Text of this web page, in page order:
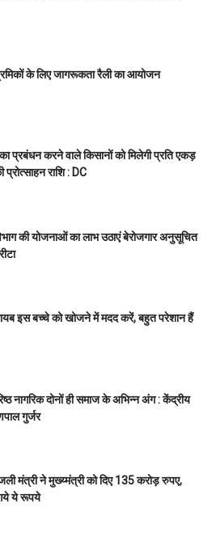
के लिए जागरूकता रैली का आयोजन
प्रबंधन करने वाले किसानों को मिलेगी प्रति एकड़
राशि : DC
की योजनाओं का लाभ उठाएं बेरोजगार अनुसूचित
इस बच्चे को खोजने में मदद करें, बहुत परेशान हैं
नागरिक दोनों ही समाज के अभिन्न अंग : केंद्रीय
गुर्जर
मंत्री ने मुख्य्मंत्री को दिए 135 करोड़ रुपए,
ये रूपये